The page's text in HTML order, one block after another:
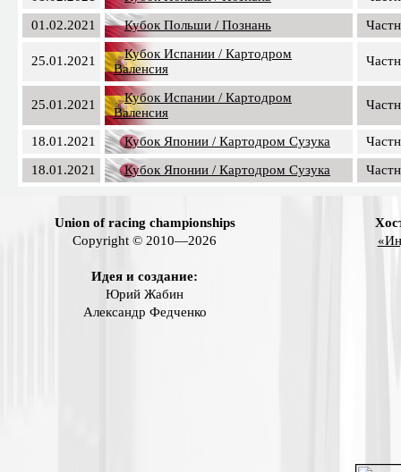
01.02.2021
Кубок Польши / Познань
25.01.2021
Кубок Испании / Картодром
Валенсия
25.01.2021
Кубок Испании / Картодром
Валенсия
18.01.2021 Кубок Японии / Картодром Сузука
18.01.2021
Кубок Японии / Картодром Сузука
Union of racing championships
Copyright © 2010—2026
Идея и создание:
Юрий Жабин
Александр Федченко